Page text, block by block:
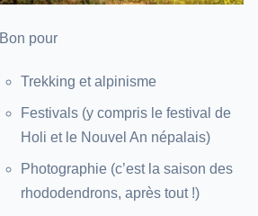
Bon pour
Trekking et alpinisme
Festivals (y compris le festival de
Holi et le Nouvel An népalais)
Photographie (c’est la saison des
rhododendrons, après tout !)